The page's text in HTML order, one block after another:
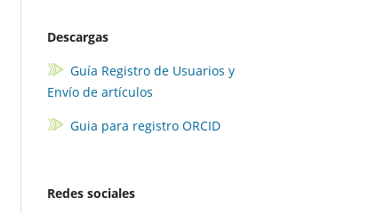
Descargas
Guía Registro de Usuarios y
Envío de artículos
Guia para registro ORCID
Redes sociales